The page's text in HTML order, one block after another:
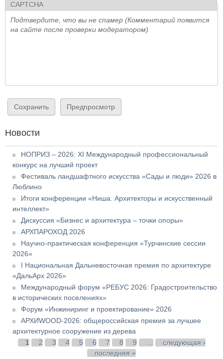
CAPTCHA
Подтвердите, что вы не спамер (Комментарий появится
на сайте после проверки модератором)
Новости
НОПРИЗ – 2026: XI Международный профессиональный
конкурс на лучший проект
Фестиваль ландшафтного искусства «Сады и люди» 2026 в
Люблино
Итоги конференции «Ниша. Архитекторы и искусственный
интеллект»
Дискуссия «Бизнес и архитектура – точки опоры»
АРХПАРОХОД 2026
Научно-практическая конференция «Турчинские сессии
2026»
I Национальная Дальневосточная премия по архитектуре
«ДальАрх 2026»
Международный форум «РЕБУС 2026: Градостроительство
в исторических поселениях»
Форум «Инжиниринг и проектирование» 2026
АРХИWOOD-2026: общероссийская премия за лучшее
архитектурное сооружение из дерева
Страницы
1 2 3 4 5 6 7 8 9 …
следующая ›
последняя »